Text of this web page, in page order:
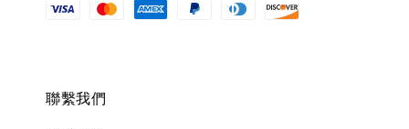
聯繫我們